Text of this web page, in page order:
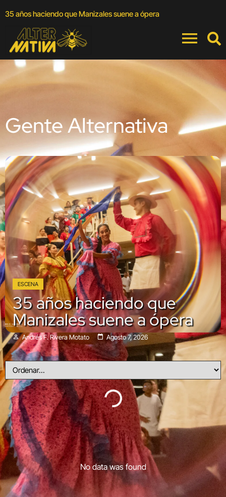
35 años haciendo que Manizales suene a ópera
Gente Alternativa
ESCENA
35 años haciendo que
Manizales suene a ópera
Andrés F. Rivera Motato Agosto 7, 2026
No data was found